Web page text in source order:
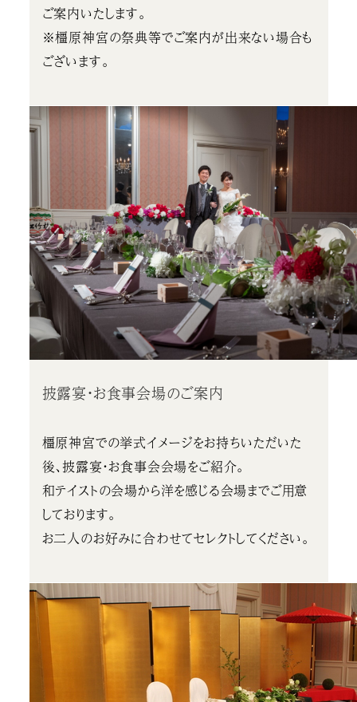
ご案内いたします。
※橿原神宮の祭典等でご案内が出来ない場合も
ございます。
披露宴・お食事会場のご案内
橿原神宮での挙式イメージをお持ちいただいた
後、披露宴・お食事会会場をご紹介。
和テイストの会場から洋を感じる会場までご用意
しております。
お二人のお好みに合わせてセレクトしてください。